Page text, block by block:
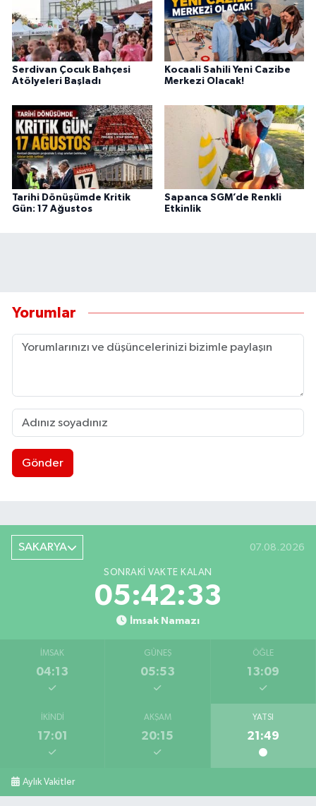
Serdivan Çocuk Bahçesi
Atölyeleri Başladı
Kocaali Sahili Yeni Cazibe
Merkezi Olacak!
Tarihi Dönüşümde Kritik
Gün: 17 Ağustos
Sapanca SGM’de Renkli
Etkinlik
Yorumlar
Gönder
SAKARYA 07.08.2026
SONRAKI VAKTE KALAN
05:42:32
İmsak Namazı
İMSAK
04:13
GÜNEŞ
05:53
ÖĞLE
13:09
İKINDI
17:01
AKŞAM
20:15
YATSI
21:49
Aylık Vakitler